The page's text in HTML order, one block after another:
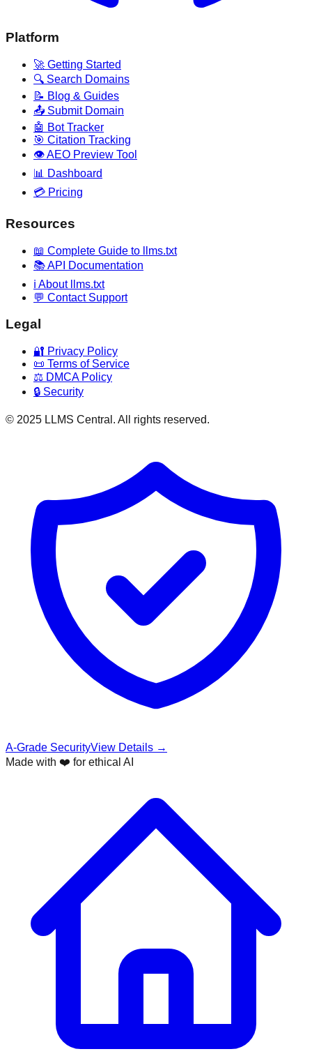
Platform
🚀 Getting Started
🔍 Search Domains
📝 Blog & Guides
📤 Submit Domain
🤖 Bot Tracker
🎯 Citation Tracking
👁️ AEO Preview Tool
📊 Dashboard
💳 Pricing
Resources
📖 Complete Guide to llms.txt
📚 API Documentation
ℹ️ About llms.txt
💬 Contact Support
Legal
🔐 Privacy Policy
📜 Terms of Service
⚖️ DMCA Policy
🔒 Security
© 2025 LLMS Central. All rights reserved.
A-Grade SecurityView Details →
Made with ❤️ for ethical AI